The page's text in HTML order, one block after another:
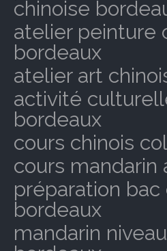
chinoise
atelier peinture
bordeaux
atelier art
activité
bordeaux
cours chinois
cours mandarin
préparation bac
bordeaux
mandarin